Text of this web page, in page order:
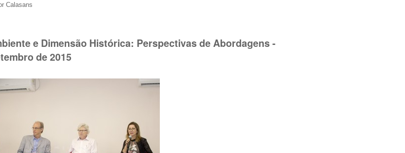
Calasans
e Dimensão Histórica: Perspectivas de Abordagens -
de 2015